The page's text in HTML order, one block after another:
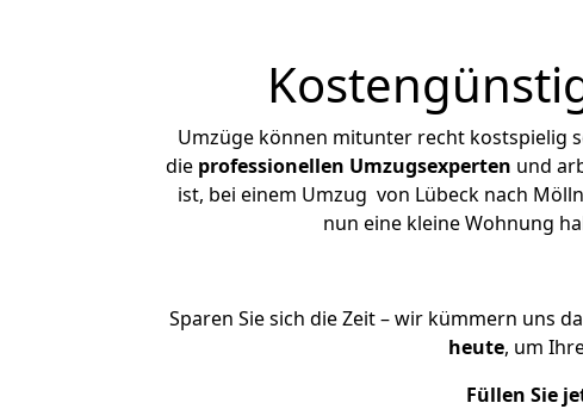
Umzüge können mitunter recht kostspielig
die professionellen Umzugsexperten und
ist, bei einem Umzug von Lübeck nach
nun eine kleine Wohnung
Sparen Sie sich die Zeit – wir kümmern uns
heute, um
Füllen Sie